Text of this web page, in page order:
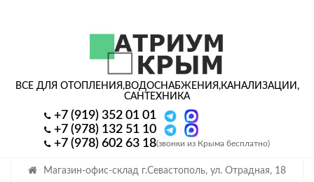
Магазин-офис-склад г.Севастополь, ул. Отрадная, 18
ВСЕ ДЛЯ ОТОПЛЕНИЯ,ВОДОСНАБЖЕНИЯ,КАНАЛИЗАЦИИ,
САНТЕХНИКА
+7 (919) 352 01 01
+7 (978) 132 51 10
+7 (978) 602 63 18(звонки из Крыма бесплатно)